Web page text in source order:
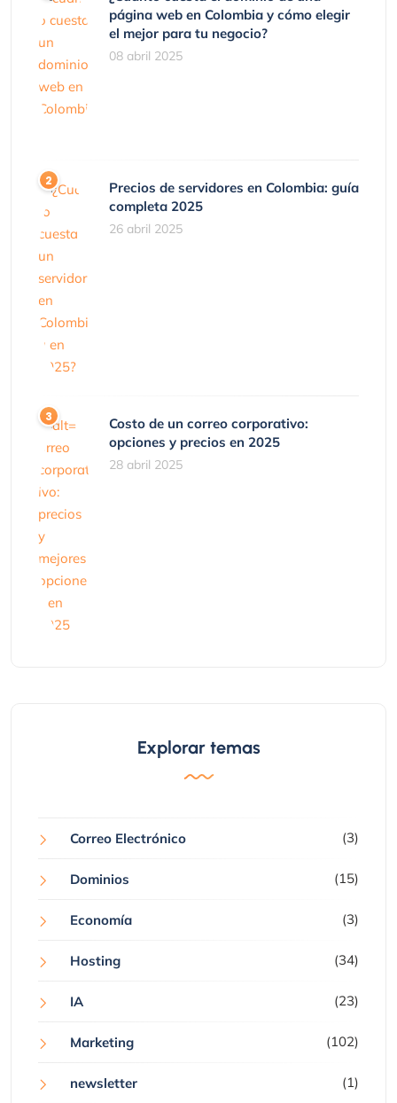
página web en Colombia y cómo elegir
el mejor para tu negocio?
08 abril 2025
Precios de servidores en Colombia: guía
completa 2025
26 abril 2025
Costo de un correo corporativo:
opciones y precios en 2025
28 abril 2025
Explorar temas
Correo Electrónico (3)
Dominios (15)
Economía (3)
Hosting (34)
IA (23)
Marketing (102)
newsletter (1)